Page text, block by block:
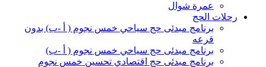
عمرة شوال
رحلات الحج
برنامج مبدئى حج سياحي خمس نجوم ( أ -ب) بدون
قرعه
برنامج مبدئى حج سياحي خمس نجوم ( أ -ب)
برنامج مبدئى حج اقتصادي تحسين خمس نجوم